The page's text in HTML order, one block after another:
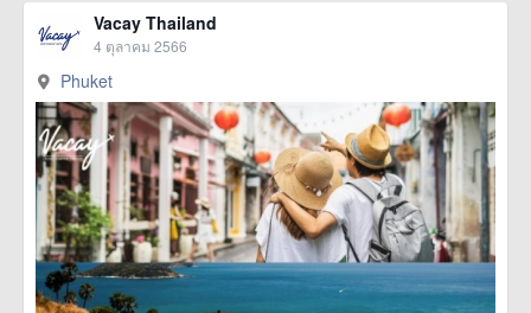
Vacay Thailand
4 ตุลาคม 2566
Phuket